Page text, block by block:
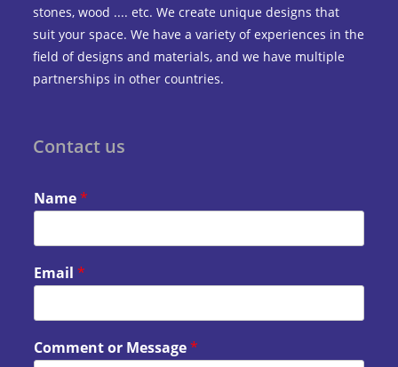
stones, wood .... etc. We create unique designs that
suit your space. We have a variety of experiences in the
field of designs and materials, and we have multiple
partnerships in other countries.
Contact us
Name*
Email*
Comment or Message*